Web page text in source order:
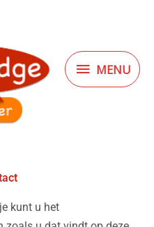
MENU
kunt u het